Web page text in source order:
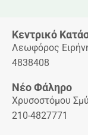
Κεντρικό
Λεωφόρος
4838408
Νέο Φάληρο
Χρυσοστόμου
210-4827771